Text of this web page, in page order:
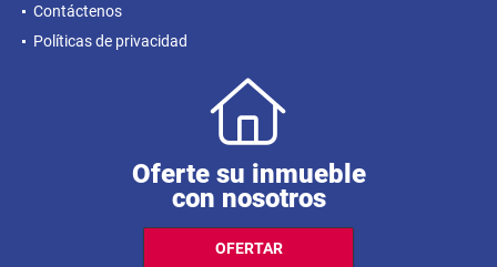
Contáctenos
Políticas de privacidad
Oferte su inmueble
con nosotros
OFERTAR